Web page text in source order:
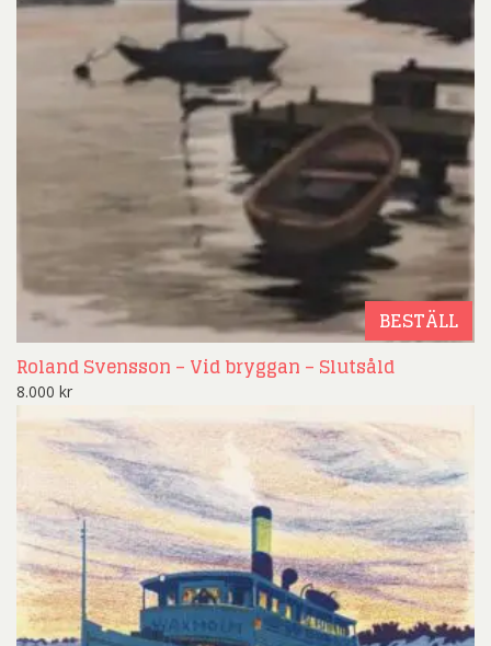
BESTÄLL
Roland Svensson – Vid bryggan – Slutsåld
8.000 kr